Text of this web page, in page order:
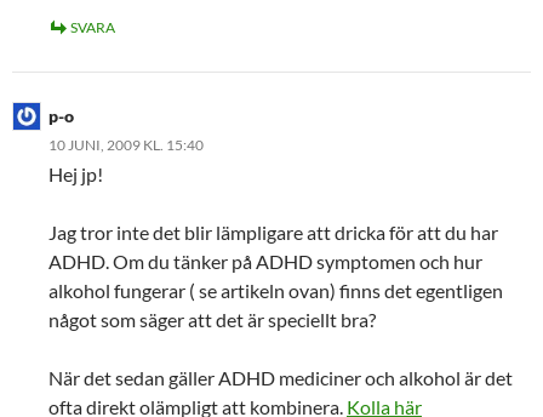
SVARA
p-o
10 JUNI, 2009 KL. 15:40
Hej jp!
Jag tror inte det blir lämpligare att dricka för att du har
ADHD. Om du tänker på ADHD symptomen och hur
alkohol fungerar ( se artikeln ovan) finns det egentligen
något som säger att det är speciellt bra?
När det sedan gäller ADHD mediciner och alkohol är det
ofta direkt olämpligt att kombinera. Kolla här